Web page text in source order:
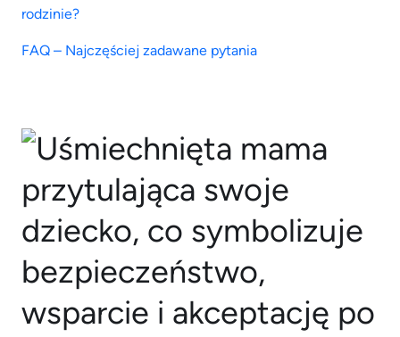
rodzinie?
FAQ – Najczęściej zadawane pytania